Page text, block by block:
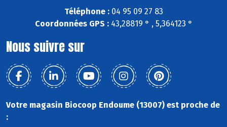
Téléphone :04 95 09 27 83
Coordonnées GPS :43,28819 ° , 5,364123 °
Nous suivre sur
Votre magasin Biocoop Endoume (13007) est proche de
: